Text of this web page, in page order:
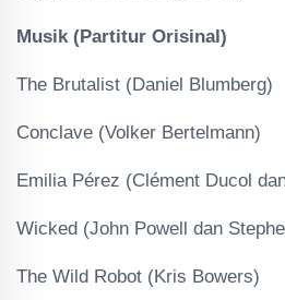
Musik (Partitur Orisinal)
The Brutalist (Daniel Blumberg)
Conclave (Volker Bertelmann)
Emilia Pérez (Clément Ducol
Wicked (John Powell dan
The Wild Robot (Kris Bowers)